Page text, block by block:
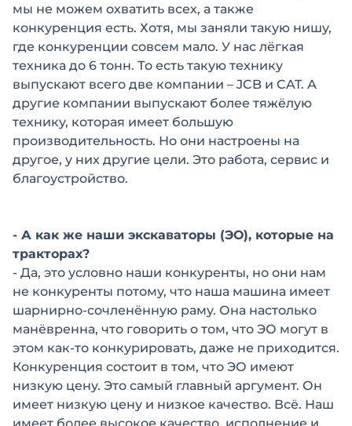
мы не можем охватить всех, а также
конкуренция есть. Хотя, мы заняли такую нишу,
где конкуренции совсем мало. У нас лёгкая
техника до 6 тонн. То есть такую технику
выпускают всего две компании – JCB и CAT. А
другие компании выпускают более тяжёлую
технику, которая имеет большую
производительность. Но они настроены на
другое, у них другие цели. Это работа, сервис и
благоустройство.
- А как же наши экскаваторы (ЭО), которые на
тракторах?
- Да, это условно наши конкуренты, но они нам
не конкуренты потому, что наша машина имеет
шарнирно-сочленённую раму. Она настолько
манёвренна, что говорить о том, что ЭО могут в
этом как-то конкурировать, даже не приходится.
Конкуренция состоит в том, что ЭО имеют
низкую цену. Это самый главный аргумент. Он
имеет низкую цену и низкое качество. Всё. Наш